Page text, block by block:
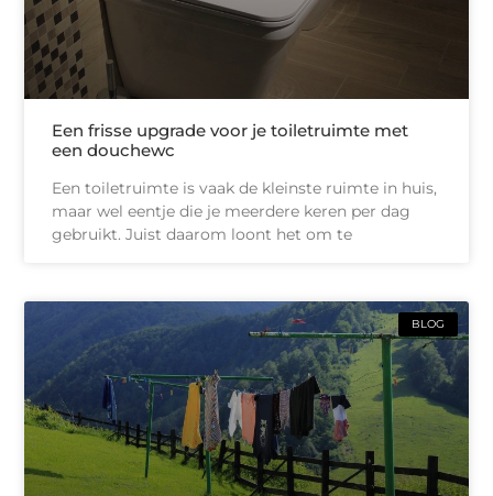
Een frisse upgrade voor je toiletruimte met
een douchewc
Een toiletruimte is vaak de kleinste ruimte in huis,
maar wel eentje die je meerdere keren per dag
gebruikt. Juist daarom loont het om te
BLOG